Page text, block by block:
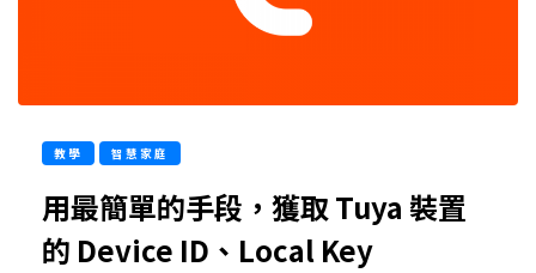
教學 智慧家庭
用最簡單的手段，獲取 Tuya 裝置
的 Device ID、Local Key